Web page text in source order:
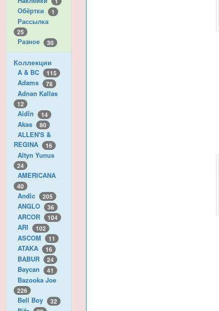
Обёртки 1
Рассылка
25
Разное 30
Коллекции
A & BC 115
Adams 78
Adnan Kallas
12
Aidin 14
Akas 80
ALLEN'S &
REGINA
16
Altyn Yunus
24
AMERICANA
40
Andic 205
ANGLO 36
ARCOR 104
ARI 102
ASCOM 11
ATAKA 16
BABUR 24
Baycan 41
Bazooka Joe
226
Bell Boy 32